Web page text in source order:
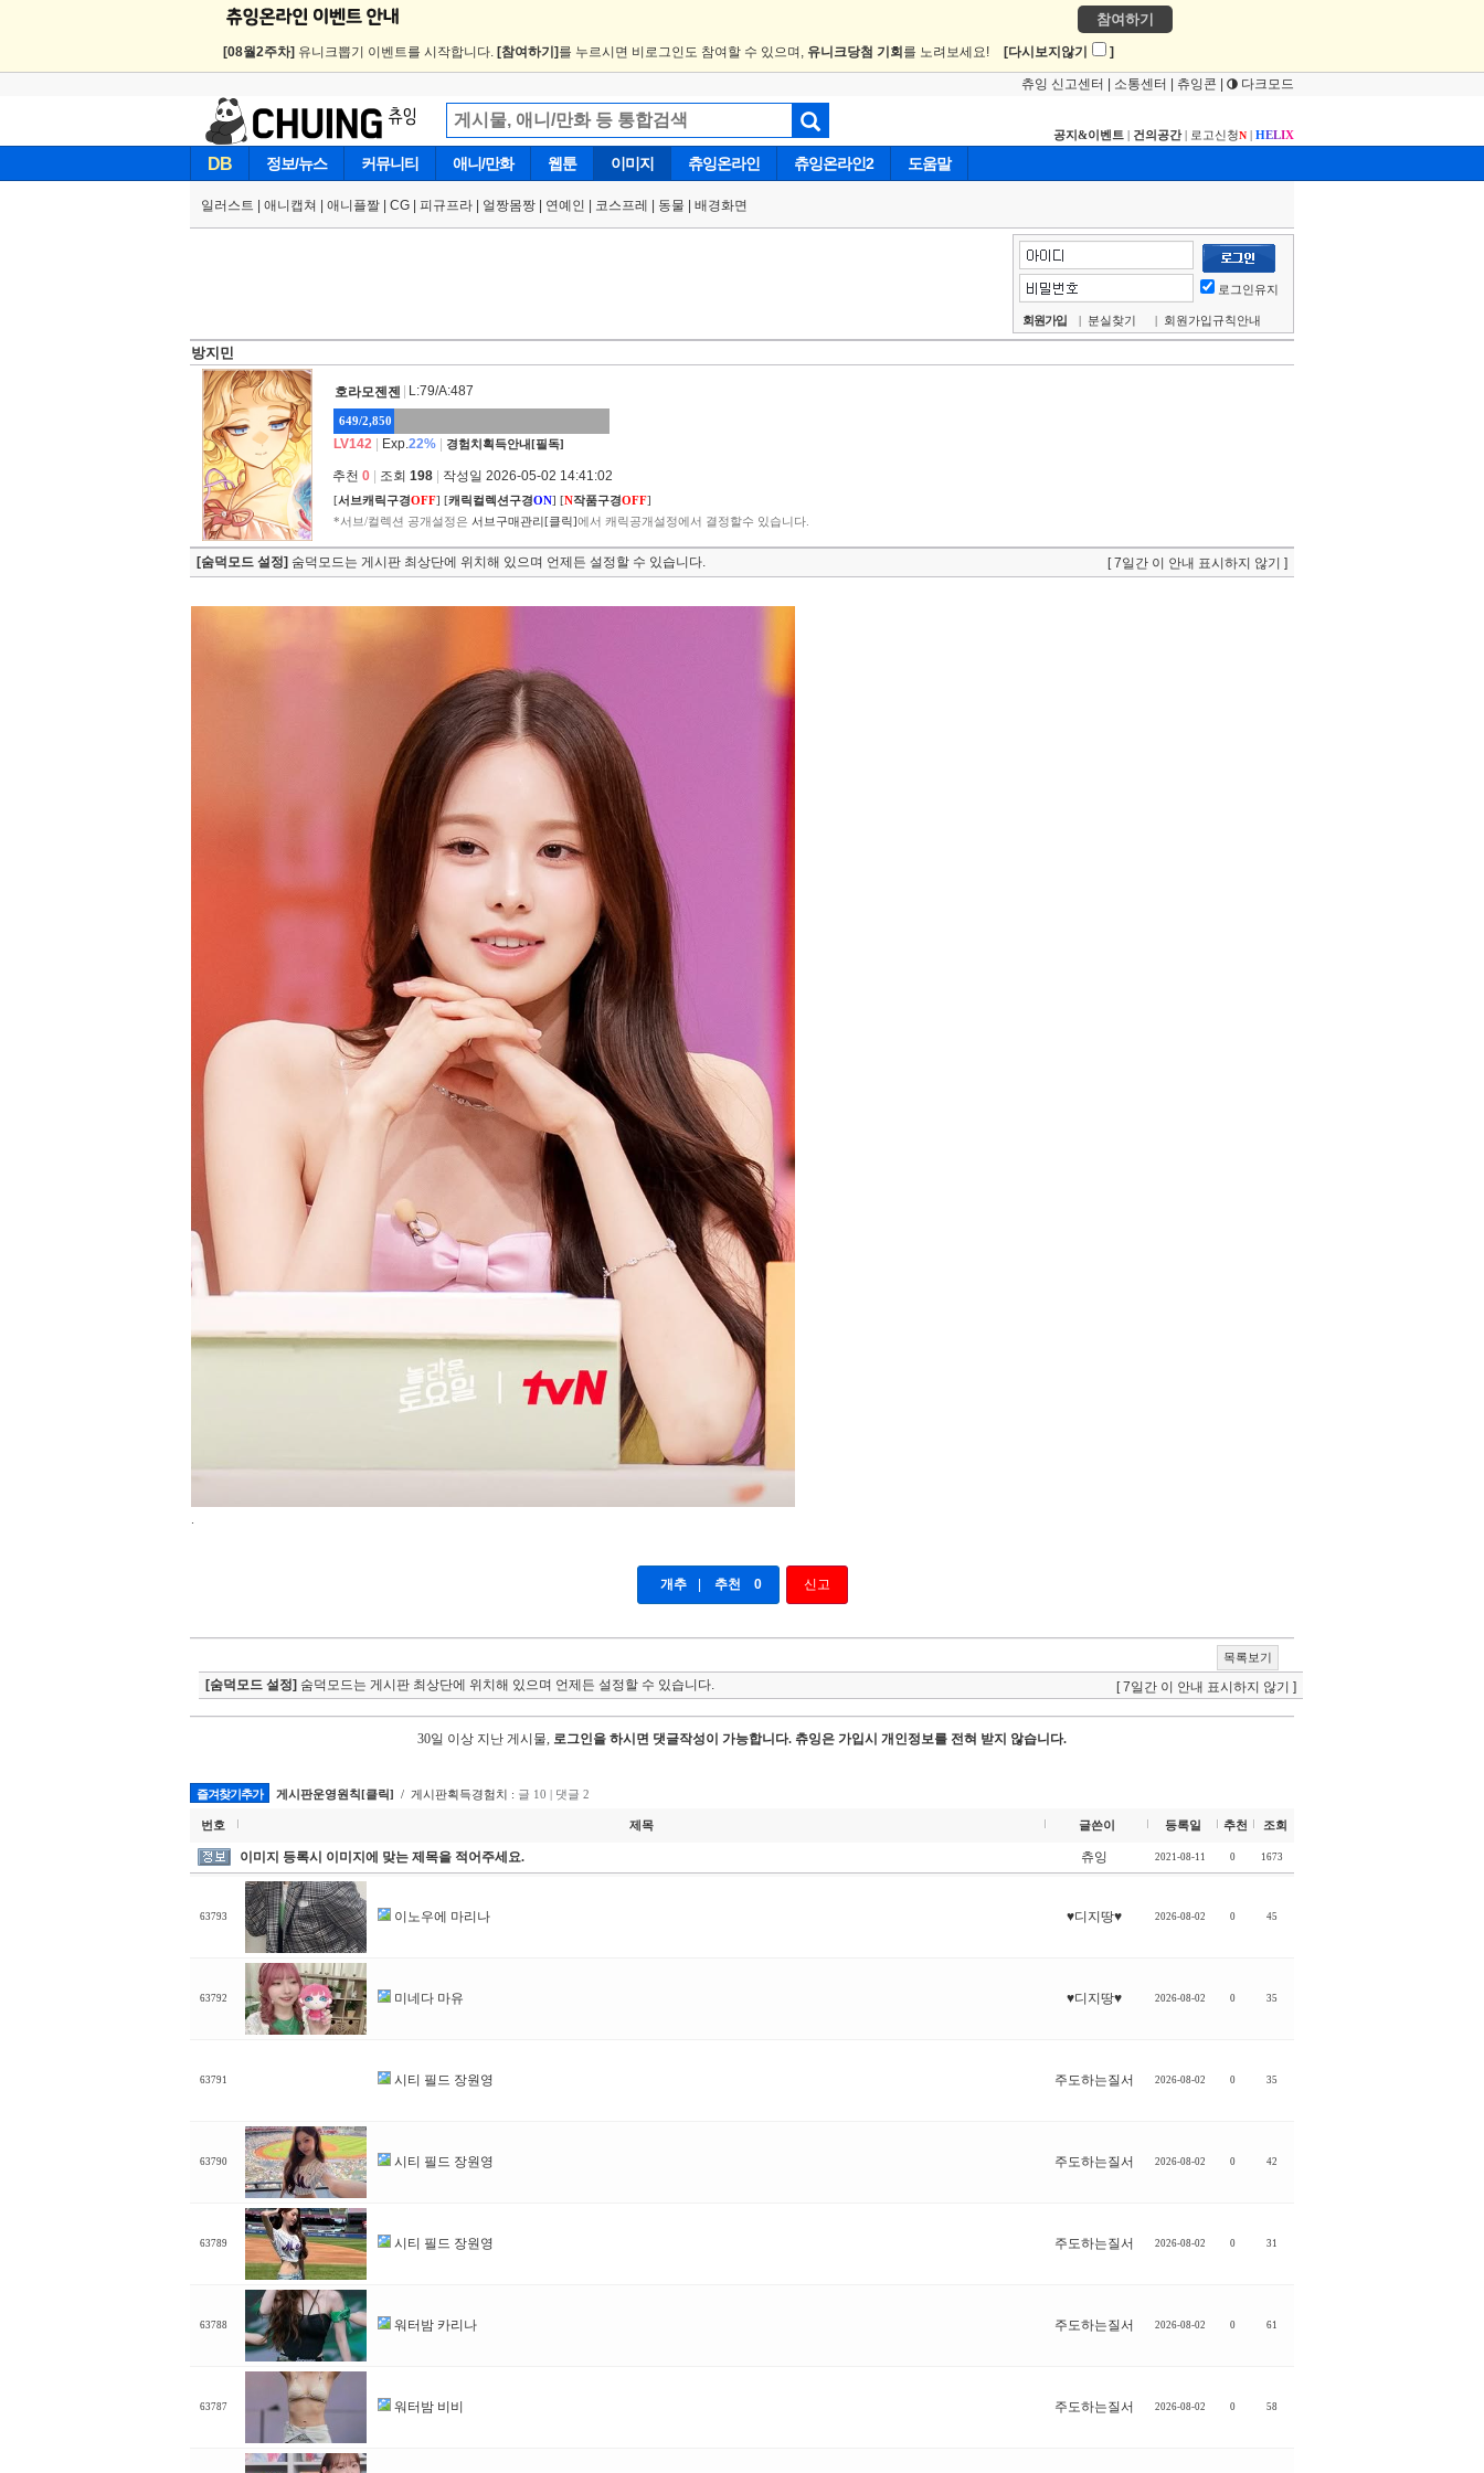
참여하기
[08월2주차] 유니크뽑기 이벤트를 시작합니다. [참여하기] 를 누르시면 비로그인도 참여할 수 있으며, 유니크당첨 기회 를 노려보세요! [다시보지않기 ]
츄잉 신고센터 소통센터 츄잉콘 다크모드
공지&이벤트 | 건의공간| 로고신청N | HELIX
DB 정보/뉴스 커뮤니티 애니/만화 웹툰 이미지 츄잉온라인 츄잉온라인2 도움말
일러스트 애니캡쳐 애니플짤 CG 피규프라 얼짱몸짱 연예인 코스프레 동물 배경화면
로그인유지
회원가입 | 분실찾기 | 회원가입규칙안내
방지민
호라모젠젠 L:79/A:487
649/2,850
LV142 Exp.22% 경험치획득안내[필독]
추천 0 조회 198 작성일 2026-05-02 14:41:02
[서브캐릭구경OFF] [캐릭컬렉션구경ON] [N작품구경OFF]
*서브/컬렉션 공개설정은 서브구매관리[클릭]에서 캐릭공개설정에서 결정할수 있습니다.
[숨덕모드 설정] 숨덕모드는 게시판 최상단에 위치해 있으며 언제든 설정할 수 있습니다. [ 7일간 이 안내 표시하지 않기 ]
.
개추 추천 0 신고
목록보기
[숨덕모드 설정] 숨덕모드는 게시판 최상단에 위치해 있으며 언제든 설정할 수 있습니다. [ 7일간 이 안내 표시하지 않기 ]
30일 이상 지난 게시물, 로그인을 하시면 댓글작성이 가능합니다. 츄잉은 가입시 개인정보를 전혀 받지 않습니다.
즐겨찾기추가 게시판운영원칙[클릭] / 게시판획득경험치 : 글 10 | 댓글 2
번호 제목 글쓴이 등록일 추천 조회
이미지 등록시 이미지에 맞는 제목을 적어주세요. 츄잉 2021-08-11 0 1673
63793 이노우에 마리나 ♥디지땅♥ 2026-08-02 0 45
63792 미네다 마유 ♥디지땅♥ 2026-08-02 0 35
63791 시티 필드 장원영 주도하는질서 2026-08-02 0 35
63790 시티 필드 장원영 주도하는질서 2026-08-02 0 42
63789 시티 필드 장원영 주도하는질서 2026-08-02 0 31
63788 워터밤 카리나 주도하는질서 2026-08-02 0 61
63787 워터밤 비비 주도하는질서 2026-08-02 0 58